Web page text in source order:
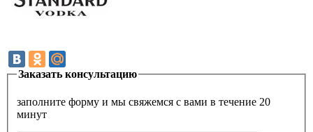
Заказать консультацию
заполните форму и мы свяжемся с вами в течение 20
минут